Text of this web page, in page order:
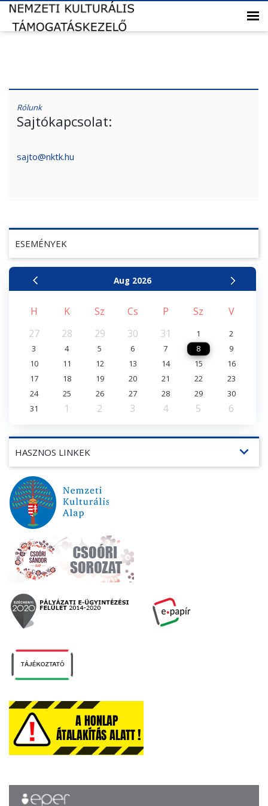
ESEMÉNYEK
Aug 2026
H K Sz Cs P Sz
V
27
28 29 30 31 1
2
3
4 5 6 7 8
9
10
11 12 13 14 15
16
17
18 19 20 21 22
23
24
25 26 27 28 29
30
31
1 2 3 4 5 6
HASZNOS LINKEK expand_more
Rólunk
Sajtókapcsolat:
sajto@nktk.hu